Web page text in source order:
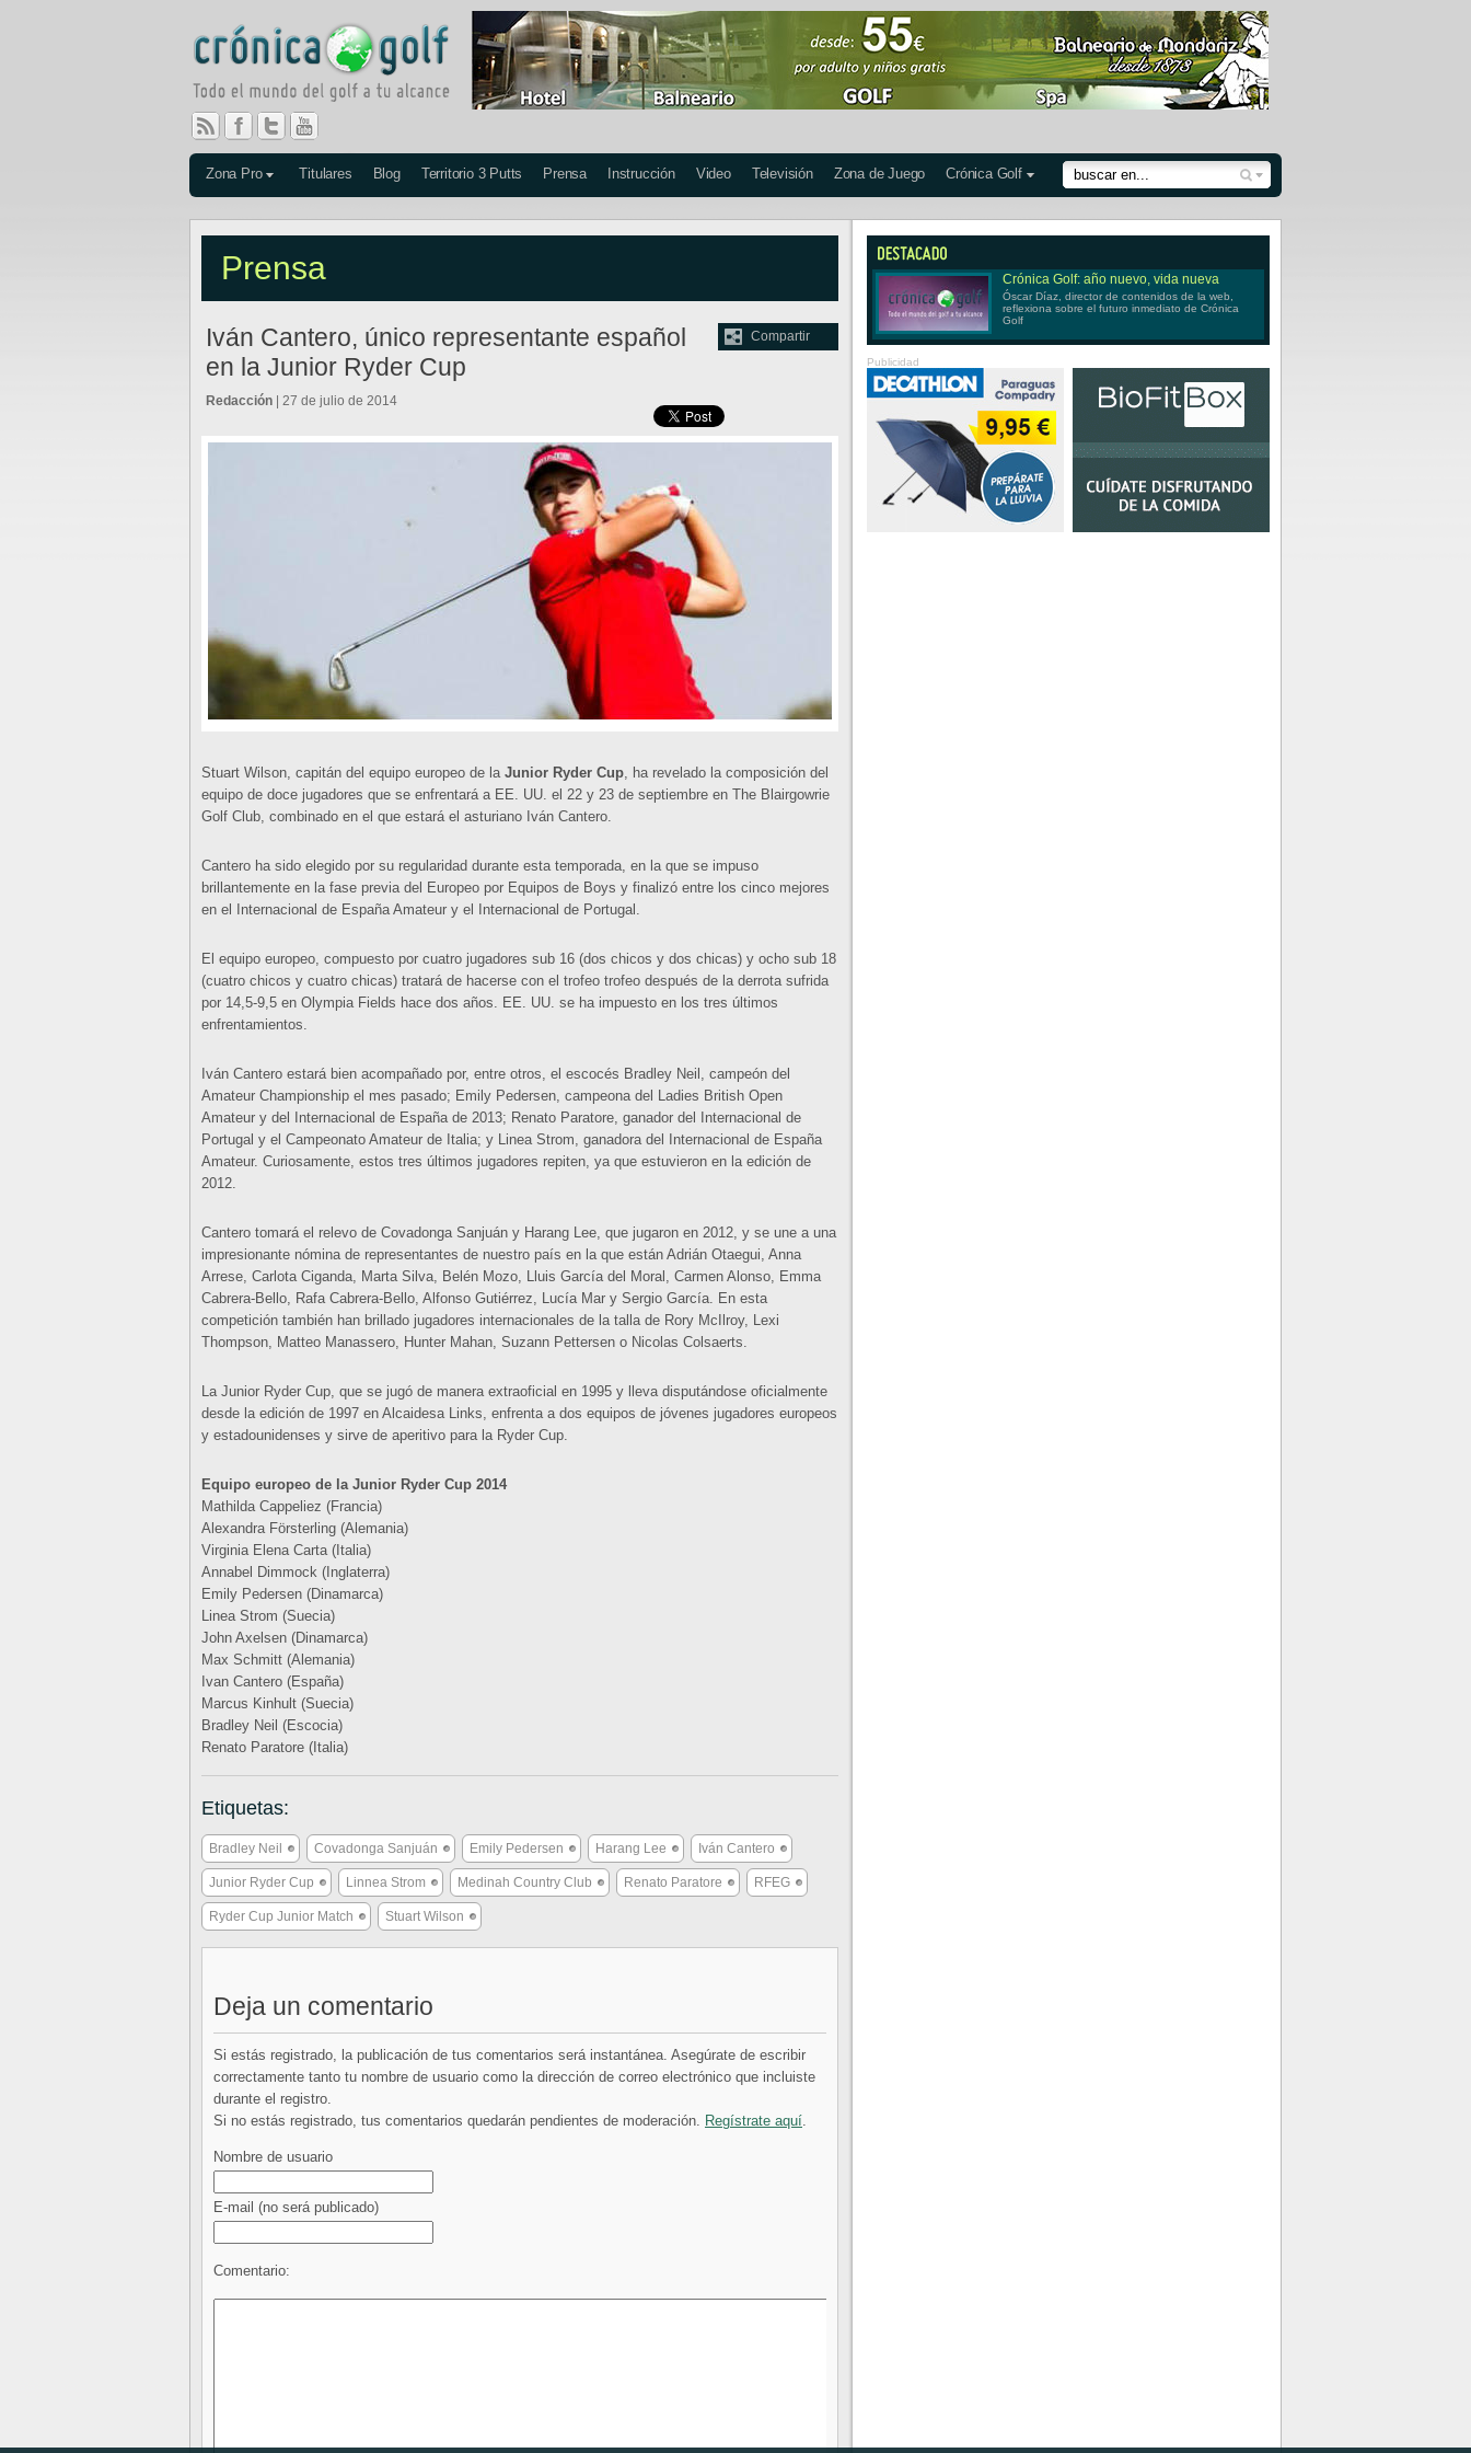
Zona Pro Titulares Blog Territorio 3 Putts Prensa Instrucción Video Televisión Zona de Juego Crónica Golf
Prensa
Compartir
Iván Cantero, único representante español
en la Junior Ryder Cup
Redacción | 27 de julio de 2014
Stuart Wilson, capitán del equipo europeo de la Junior Ryder Cup, ha revelado la composición del
equipo de doce jugadores que se enfrentará a EE. UU. el 22 y 23 de septiembre en The Blairgowrie
Golf Club, combinado en el que estará el asturiano Iván Cantero.
Cantero ha sido elegido por su regularidad durante esta temporada, en la que se impuso
brillantemente en la fase previa del Europeo por Equipos de Boys y finalizó entre los cinco mejores
en el Internacional de España Amateur y el Internacional de Portugal.
El equipo europeo, compuesto por cuatro jugadores sub 16 (dos chicos y dos chicas) y ocho sub 18
(cuatro chicos y cuatro chicas) tratará de hacerse con el trofeo trofeo después de la derrota sufrida
por 14,5-9,5 en Olympia Fields hace dos años. EE. UU. se ha impuesto en los tres últimos
enfrentamientos.
Iván Cantero estará bien acompañado por, entre otros, el escocés Bradley Neil, campeón del
Amateur Championship el mes pasado; Emily Pedersen, campeona del Ladies British Open
Amateur y del Internacional de España de 2013; Renato Paratore, ganador del Internacional de
Portugal y el Campeonato Amateur de Italia; y Linea Strom, ganadora del Internacional de España
Amateur. Curiosamente, estos tres últimos jugadores repiten, ya que estuvieron en la edición de
2012.
Cantero tomará el relevo de Covadonga Sanjuán y Harang Lee, que jugaron en 2012, y se une a una
impresionante nómina de representantes de nuestro país en la que están Adrián Otaegui, Anna
Arrese, Carlota Ciganda, Marta Silva, Belén Mozo, Lluis García del Moral, Carmen Alonso, Emma
Cabrera-Bello, Rafa Cabrera-Bello, Alfonso Gutiérrez, Lucía Mar y Sergio García. En esta
competición también han brillado jugadores internacionales de la talla de Rory McIlroy, Lexi
Thompson, Matteo Manassero, Hunter Mahan, Suzann Pettersen o Nicolas Colsaerts.
La Junior Ryder Cup, que se jugó de manera extraoficial en 1995 y lleva disputándose oficialmente
desde la edición de 1997 en Alcaidesa Links, enfrenta a dos equipos de jóvenes jugadores europeos
y estadounidenses y sirve de aperitivo para la Ryder Cup.
Equipo europeo de la Junior Ryder Cup 2014
Mathilda Cappeliez (Francia)
Alexandra Försterling (Alemania)
Virginia Elena Carta (Italia)
Annabel Dimmock (Inglaterra)
Emily Pedersen (Dinamarca)
Linea Strom (Suecia)
John Axelsen (Dinamarca)
Max Schmitt (Alemania)
Ivan Cantero (España)
Marcus Kinhult (Suecia)
Bradley Neil (Escocia)
Renato Paratore (Italia)
Etiquetas:
Bradley Neil Covadonga Sanjuán Emily Pedersen Harang Lee Iván Cantero
Junior Ryder Cup Linnea Strom Medinah Country Club Renato Paratore RFEG
Ryder Cup Junior Match Stuart Wilson
Deja un comentario
Si estás registrado, la publicación de tus comentarios será instantánea. Asegúrate de escribir
correctamente tanto tu nombre de usuario como la dirección de correo electrónico que incluiste
durante el registro.
Si no estás registrado, tus comentarios quedarán pendientes de moderación. Regístrate aquí.
Nombre de usuario
E-mail (no será publicado)
Comentario:
Crónica Golf: año nuevo, vida nueva
Óscar Díaz, director de contenidos de la web,
reflexiona sobre el futuro inmediato de Crónica
Golf
Publicidad